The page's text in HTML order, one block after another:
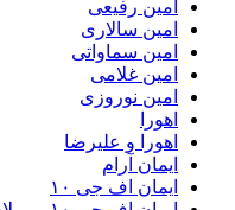
امین رفیعی
امین سالاری
امین سماواتی
امین غلامی
امین نوروزی
اهورا
اهورا و علیرضا
ایمان آرام
ایمان اف جی ۱۰